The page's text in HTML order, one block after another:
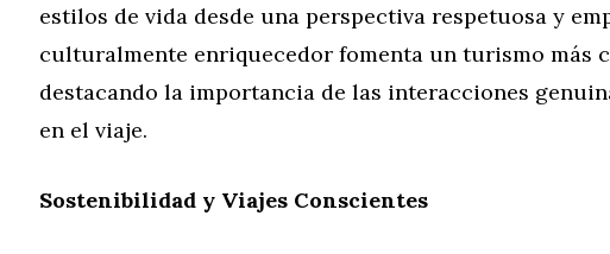
estilos de vida desde una perspectiva respetuosa y
culturalmente enriquecedor fomenta un turismo más
destacando la importancia de las interacciones
en el viaje.
Sostenibilidad y Viajes Conscientes